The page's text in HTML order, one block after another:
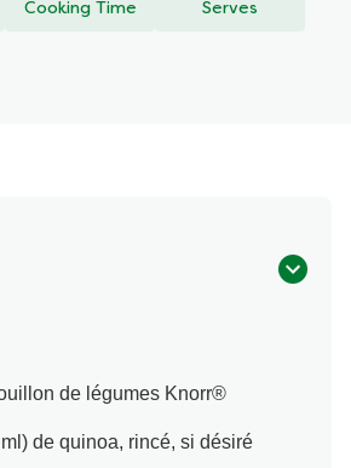
Cooking Time Serves
de légumes Knorr®
de quinoa, rincé, si désiré